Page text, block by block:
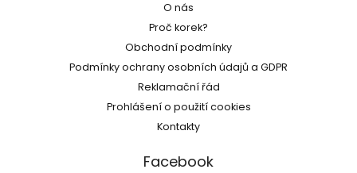
O nás
Proč korek?
Obchodní podmínky
Podmínky ochrany osobních údajů a GDPR
Reklamační řád
Prohlášení o použití cookies
Kontakty
Facebook